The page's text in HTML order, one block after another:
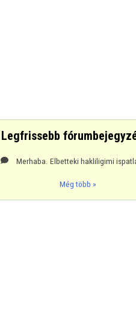
Legfrissebb

Még több »